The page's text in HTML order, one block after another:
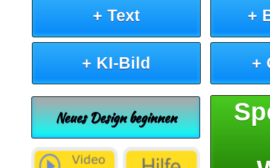
+ Text +
+ KI-Bild +
Neues Design beginnen